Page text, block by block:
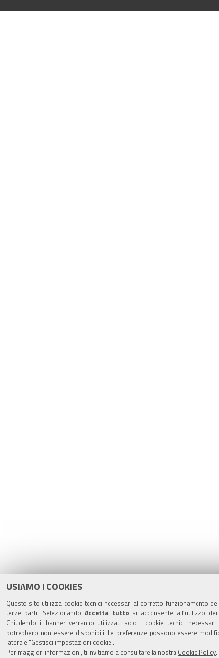
USIAMO I COOKIES
Questo sito utilizza cookie tecnici necessari al corretto funzionamento
terze parti. SelezionandoAccetta tutto si acconsente all’utilizzo
Chiudendo il banner verranno utilizzati solo i cookie tecnici
potrebbero non essere disponibili. Le preferenze possono essere
laterale "Gestisci impostazioni cookie".
Per maggiori informazioni, ti invitiamo a consultare la nostra Cookie Policy.